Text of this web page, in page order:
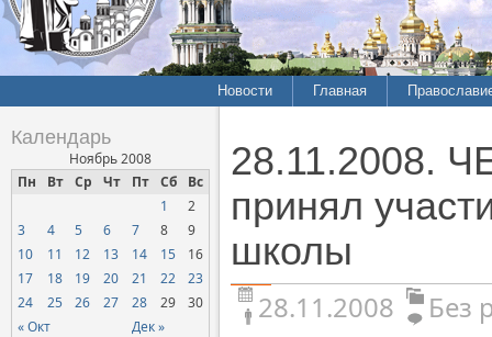
Новости Главная
Календарь
Ноябрь 2008
Пн
Вт Ср Чт Пт Сб Вс
« Окт Дек »
1
2
3
4 5 6 7 8
9
10
11 12 13 14 15
16
17
18 19 20 21 22
23
24
25 26 27 28 29 30
28.11.2008.
принял
школы
28.11.2008
Без